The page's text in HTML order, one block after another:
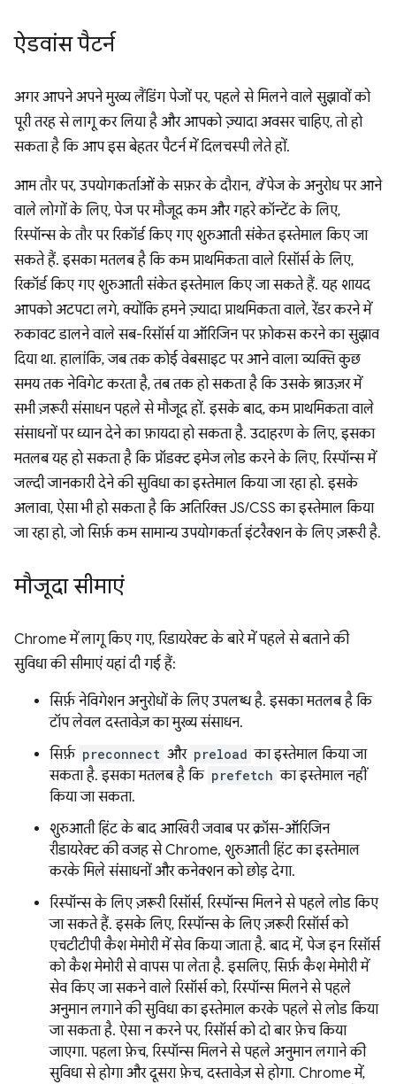
ऐडवांस पैटर्न
अगर आपने अपने मुख्य लैंडिंग पेजों पर, पहले से मिलने वाले सुझावों को
पूरी तरह से लागू कर लिया है और आपको ज़्यादा अवसर चाहिए, तो हो
सकता है कि आप इस बेहतर पैटर्न में दिलचस्पी लेते हों.
आम तौर पर, उपयोगकर्ताओं के सफ़र के दौरान, वेंपेज के अनुरोध पर आने
वाले लोगों के लिए, पेज पर मौजूद कम और गहरे कॉन्टेंट के लिए,
रिस्पॉन्स के तौर पर रिकॉर्ड किए गए शुरुआती संकेत इस्तेमाल किए जा
सकते हैं. इसका मतलब है कि कम प्राथमिकता वाले रिसॉर्स के लिए,
रिकॉर्ड किए गए शुरुआती संकेत इस्तेमाल किए जा सकते हैं. यह शायद
आपको अटपटा लगे, क्योंकि हमने ज़्यादा प्राथमिकता वाले, रेंडर करने में
रुकावट डालने वाले सब-रिसॉर्स या ऑरिजिन पर फ़ोकस करने का सुझाव
दिया था. हालांकि, जब तक कोई वेबसाइट पर आने वाला व्यक्ति कुछ
समय तक नेविगेट करता है, तब तक हो सकता है कि उसके ब्राउज़र में
सभी ज़रूरी संसाधन पहले से मौजूद हों. इसके बाद, कम प्राथमिकता वाले
संसाधनों पर ध्यान देने का फ़ायदा हो सकता है. उदाहरण के लिए, इसका
मतलब यह हो सकता है कि प्रॉडक्ट इमेज लोड करने के लिए, रिस्पॉन्स में
जल्दी जानकारी देने की सुविधा का इस्तेमाल किया जा रहा हो. इसके
अलावा, ऐसा भी हो सकता है कि अतिरिक्त JS/CSS का इस्तेमाल किया
जा रहा हो, जो सिर्फ़ कम सामान्य उपयोगकर्ता इंटरैक्शन के लिए ज़रूरी है.
मौजूदा सीमाएं
Chrome में लागू किए गए, रिडायरेक्ट के बारे में पहले से बताने की
सुविधा की सीमाएं यहां दी गई हैं:
सिर्फ़ नेविगेशन अनुरोधों के लिए उपलब्ध है. इसका मतलब है कि
टॉप लेवल दस्तावेज़ का मुख्य संसाधन.
सिर्फ़ preconnect और preload का इस्तेमाल किया जा
सकता है. इसका मतलब है कि prefetch का इस्तेमाल नहीं
किया जा सकता.
शुरुआती हिंट के बाद आखिरी जवाब पर क्रॉस-ऑरिजिन
रीडायरेक्ट की वजह से Chrome, शुरुआती हिंट का इस्तेमाल
करके मिले संसाधनों और कनेक्शन को छोड़ देगा.
रिस्पॉन्स के लिए ज़रूरी रिसॉर्स, रिस्पॉन्स मिलने से पहले लोड किए
जा सकते हैं. इसके लिए, रिस्पॉन्स के लिए ज़रूरी रिसॉर्स को
एचटीटीपी कैश मेमोरी में सेव किया जाता है. बाद में, पेज इन रिसॉर्स
को कैश मेमोरी से वापस पा लेता है. इसलिए, सिर्फ़ कैश मेमोरी में
सेव किए जा सकने वाले रिसॉर्स को, रिस्पॉन्स मिलने से पहले
अनुमान लगाने की सुविधा का इस्तेमाल करके पहले से लोड किया
जा सकता है. ऐसा न करने पर, रिसॉर्स को दो बार फ़ेच किया
जाएगा. पहला फ़ेच, रिस्पॉन्स मिलने से पहले अनुमान लगाने की
सुविधा से होगा और दूसरा फ़ेच, दस्तावेज़ से होगा. Chrome में,